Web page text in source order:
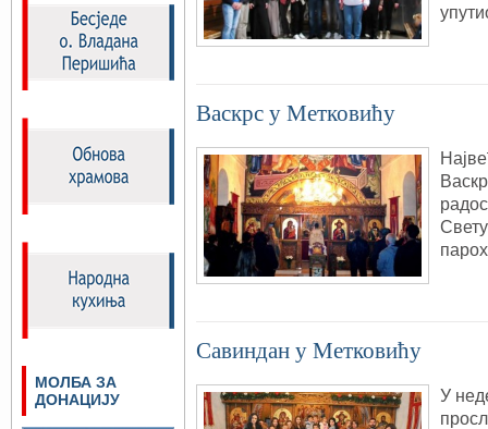
Васкрс у Метковићу
Савиндан у Метковићу
У
МОЛБА ЗА
ДОНАЦИЈУ